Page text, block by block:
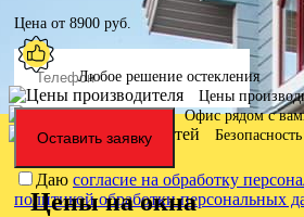
Цена от 8900 руб.
Оставить заявку
Даю согласие на обработку
политикой обработки персональных
Любое решение остекления
Цены
Офис рядом с
Цены на окна